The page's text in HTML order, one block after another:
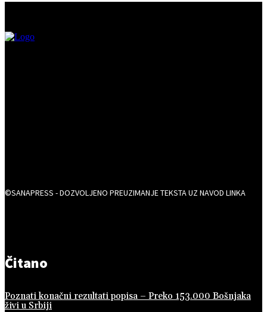
©SANAPRESS - DOZVOLJENO PREUZIMANJE TEKSTA UZ NAVOD LINKA
Čitano
Poznati konačni rezultati popisa – Preko 153.000 Bošnjaka
živi u Srbiji